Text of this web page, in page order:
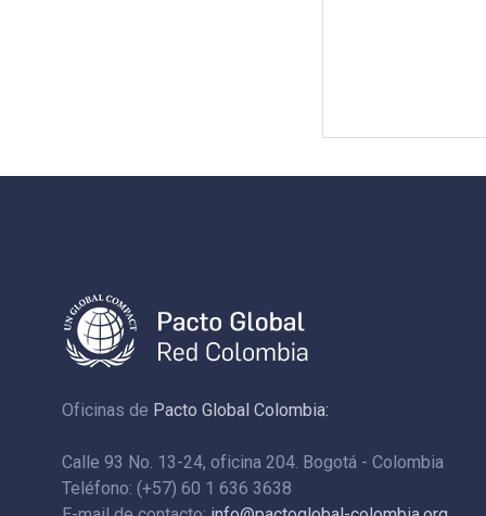
Oficinas de Pacto Global Colombia:
Calle 93 No. 13-24, oficina 204. Bogotá - Colombia
Teléfono: (+57) 60 1 636 3638